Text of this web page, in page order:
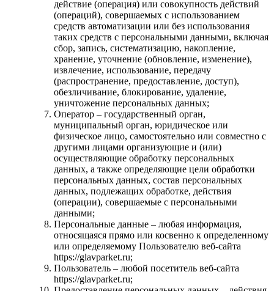
действие (операция) или совокупность действий
(операций), совершаемых с использованием
средств автоматизации или без использования
таких средств с персональными данными, включая
сбор, запись, систематизацию, накопление,
хранение, уточнение (обновление, изменение),
извлечение, использование, передачу
(распространение, предоставление, доступ),
обезличивание, блокирование, удаление,
уничтожение персональных данных;
Оператор – государственный орган,
муниципальный орган, юридическое или
физическое лицо, самостоятельно или совместно с
другими лицами организующие и (или)
осуществляющие обработку персональных
данных, а также определяющие цели обработки
персональных данных, состав персональных
данных, подлежащих обработке, действия
(операции), совершаемые с персональными
данными;
Персональные данные – любая информация,
относящаяся прямо или косвенно к определенному
или определяемому Пользователю веб-сайта
https://glavparket.ru;
Пользователь – любой посетитель веб-сайта
https://glavparket.ru;